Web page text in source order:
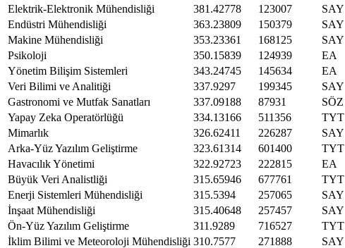
Elektrik-Elektronik Mühendisliği
381.42778 123007 SAY
Endüstri Mühendisliği
363.23809 150379 SAY
Makine Mühendisliği
353.23361 168125 SAY
Psikoloji
350.15839 124939 EA
Yönetim Bilişim Sistemleri
343.24745 145634 EA
Veri Bilimi ve Analitiği
337.9297 199345 SAY
Gastronomi ve Mutfak Sanatları
337.09188 87931 SÖZ
Yapay Zeka Operatörlüğü
334.13166 511356 TYT
Mimarlık
326.62411 226287 SAY
Arka-Yüz Yazılım Geliştirme
323.61314 601400 TYT
Havacılık Yönetimi
322.92723 222815 EA
Büyük Veri Analistliği
315.65946 677761 TYT
Enerji Sistemleri Mühendisliği
315.5394 257065 SAY
İnşaat Mühendisliği
315.40648 257457 SAY
Ön-Yüz Yazılım Geliştirme
311.9289 716527 TYT
İklim Bilimi ve Meteoroloji Mühendisliği 310.7577 271888 SAY